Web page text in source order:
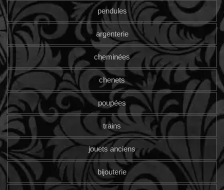
pendules
argenterie
cheminées
chenets
poupées
trains
jouets anciens
bijouterie